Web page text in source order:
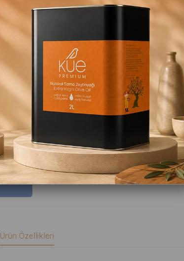
31 içerisinde sipariş
Favorilere Ekle Alışveriş Listeme Ekle
Ürün Özellikleri